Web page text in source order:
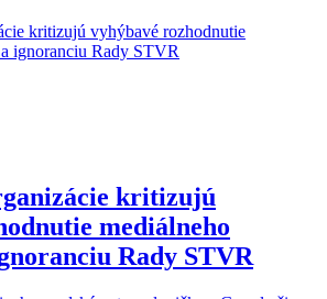
kritizujú
mediálneho
Rady STVR